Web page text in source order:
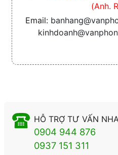
(Anh.
Email:
HỖ TRỢ TƯ VẤN
0904 944 876
0937 151 311